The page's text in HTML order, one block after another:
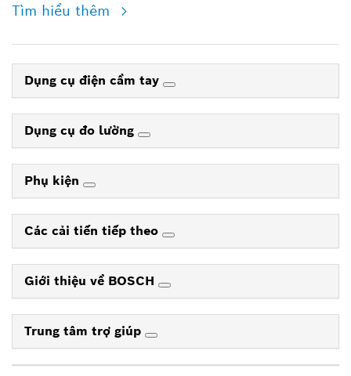
Tìm hiểu thêm
Dụng cụ điện cầm tay
Dụng cụ đo lường
Phụ kiện
Các cải tiến tiếp theo
Giới thiệu về BOSCH
Trung tâm trợ giúp